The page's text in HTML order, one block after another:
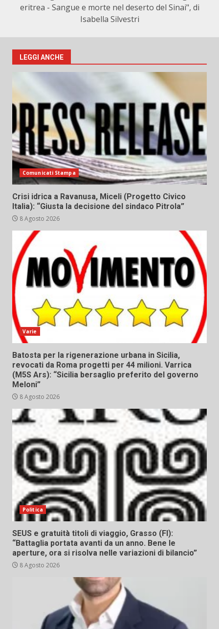
eritrea - Sangue e morte nel deserto del Sinai", di
Isabella Silvestri
LEGGI ANCHE
Comunicati Stampa
Crisi idrica a Ravanusa, Miceli (Progetto Civico
Italia): “Giusta la decisione del sindaco Pitrola”
8 Agosto 2026
Varie
Batosta per la rigenerazione urbana in Sicilia,
revocati da Roma progetti per 44 milioni. Varrica
(M5S Ars): “Sicilia bersaglio preferito del governo
Meloni”
8 Agosto 2026
Politica
SEUS e gratuità titoli di viaggio, Grasso (FI):
“Battaglia portata avanti da un anno. Bene le
aperture, ora si risolva nelle variazioni di bilancio”
8 Agosto 2026